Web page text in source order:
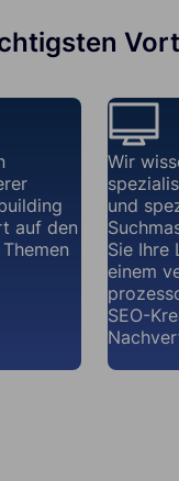
auf den
Wir
und
Sie Ihre
einem
SEO-